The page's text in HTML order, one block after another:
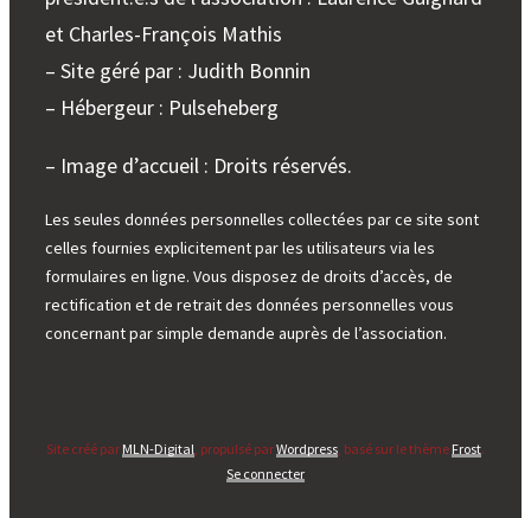
et Charles-François Mathis
– Site géré par : Judith Bonnin
– Hébergeur : Pulseheberg
– Image d’accueil : Droits réservés.
Les seules données personnelles collectées par ce site sont
celles fournies explicitement par les utilisateurs via les
formulaires en ligne. Vous disposez de droits d’accès, de
rectification et de retrait des données personnelles vous
concernant par simple demande auprès de l’association.
Site créé par MLN-Digital , propulsé parWordpress , basé sur le thème Frost.
Se connecter